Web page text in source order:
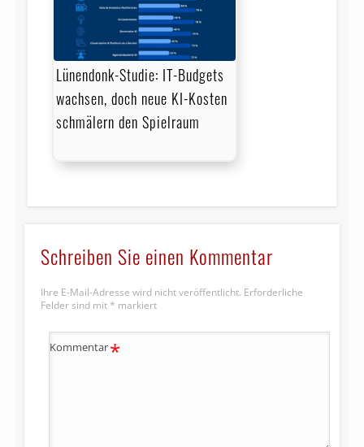
Lünendonk-Studie: IT-Budgets
wachsen, doch neue KI-Kosten
schmälern den Spielraum
Schreiben Sie einen Kommentar
Ihre E-Mail-Adresse wird nicht veröffentlicht. Erforderliche
Felder sind mit * markiert
Kommentar*